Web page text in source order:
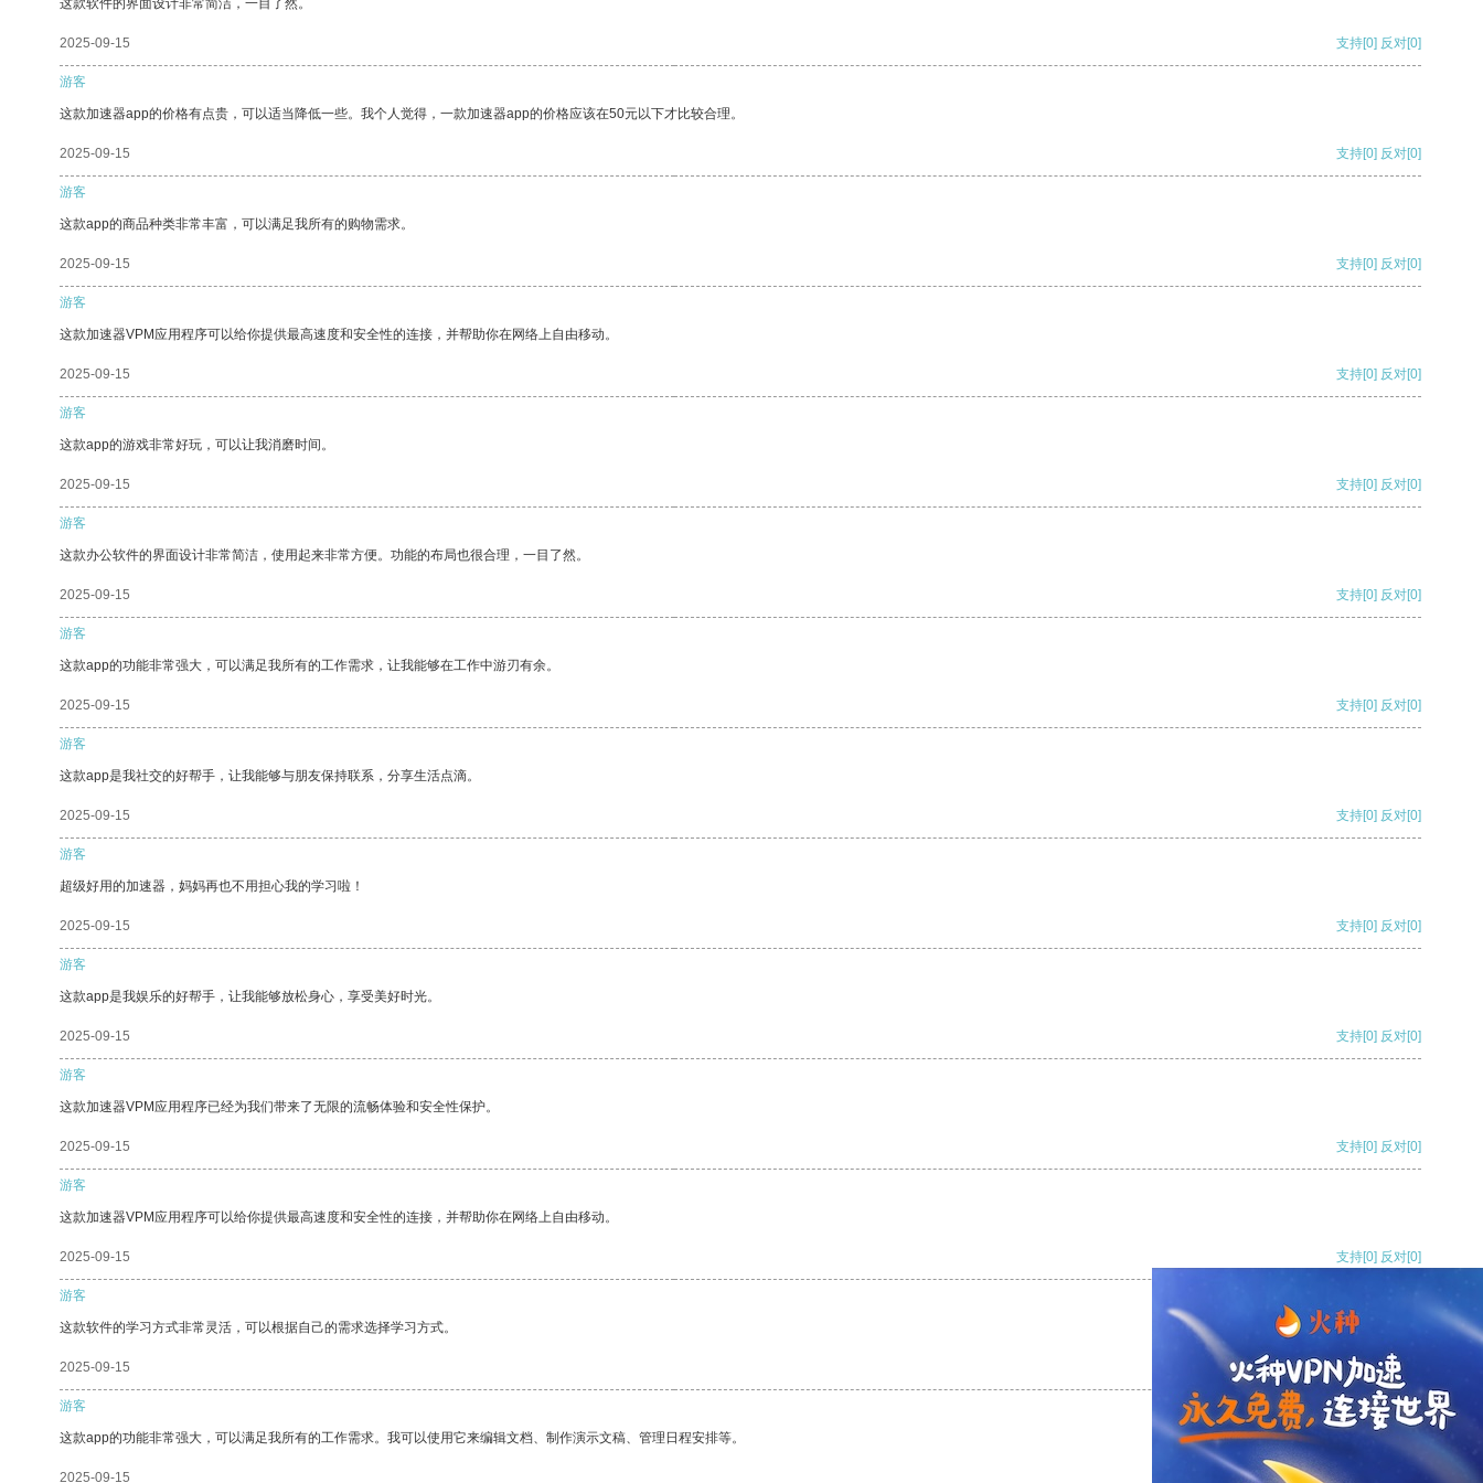
这款软件的界面设计非常简洁，一目了然。
2025-09-15 支持[0] 反对[0]
游客
这款加速器app的价格有点贵，可以适当降低一些。我个人觉得，一款加速器app的价格应该在50元以下才比较合理。
2025-09-15 支持[0] 反对[0]
游客
这款app的商品种类非常丰富，可以满足我所有的购物需求。
2025-09-15 支持[0] 反对[0]
游客
这款加速器VPM应用程序可以给你提供最高速度和安全性的连接，并帮助你在网络上自由移动。
2025-09-15 支持[0] 反对[0]
游客
这款app的游戏非常好玩，可以让我消磨时间。
2025-09-15 支持[0] 反对[0]
游客
这款办公软件的界面设计非常简洁，使用起来非常方便。功能的布局也很合理，一目了然。
2025-09-15 支持[0] 反对[0]
游客
这款app的功能非常强大，可以满足我所有的工作需求，让我能够在工作中游刃有余。
2025-09-15 支持[0] 反对[0]
游客
这款app是我社交的好帮手，让我能够与朋友保持联系，分享生活点滴。
2025-09-15 支持[0] 反对[0]
游客
超级好用的加速器，妈妈再也不用担心我的学习啦！
2025-09-15 支持[0] 反对[0]
游客
这款app是我娱乐的好帮手，让我能够放松身心，享受美好时光。
2025-09-15 支持[0] 反对[0]
游客
这款加速器VPM应用程序已经为我们带来了无限的流畅体验和安全性保护。
2025-09-15 支持[0] 反对[0]
游客
这款加速器VPM应用程序可以给你提供最高速度和安全性的连接，并帮助你在网络上自由移动。
2025-09-15 支持[0] 反对[0]
游客
这款软件的学习方式非常灵活，可以根据自己的需求选择学习方式。
2025-09-15 支持[0] 反对
游客
这款app的功能非常强大，可以满足我所有的工作需求。我可以使用它来编辑文档、制作演示文稿、管理日程安排等。
2025-09-15 支持